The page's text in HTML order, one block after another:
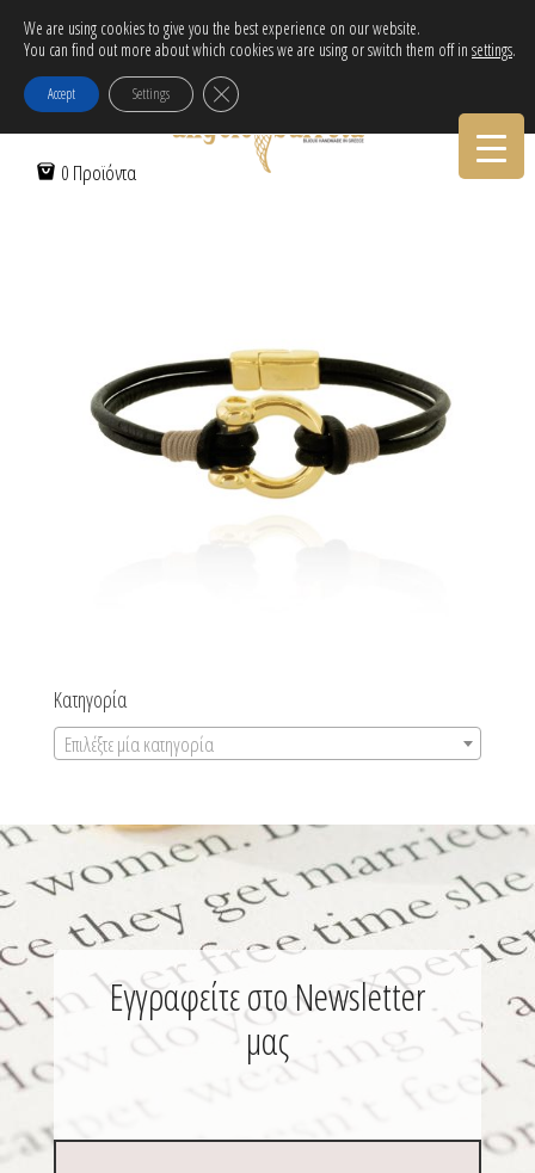
Δωρεάν αποστολή εντός Ελλάδας για αγορές άνω των 30€!
Tηλεφωνικες Παραγγελιες:30-2103222314
0 Προϊόντα
1.B5028SET1PR00650
Νοέ 9, 2021
Κατηγορία
Επιλέξτε μία κατηγορία
Εγγραφείτε στο Newsletter
μας
We are using cookies to give you the best experience on our website.
You can find out more about which cookies we are using or switch them off in settings.
Accept Settings Κλείσιμο του Cookie banner για το GDPR